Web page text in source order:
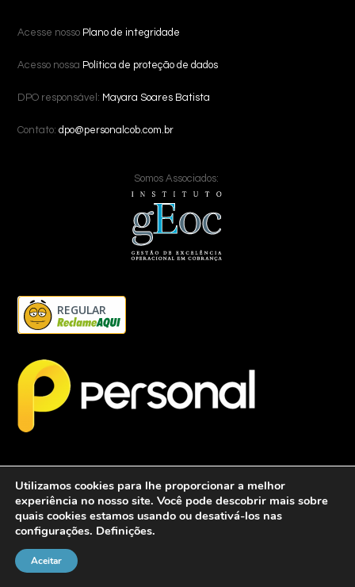
Acesse nosso Plano de integridade
Acesso nossa Política de proteção de dados
DPO responsável: Mayara Soares Batista
Contato:dpo@personalcob.com.br
Somos Associados:
REGULAR
2026 - Personalcob - CNPJ: 12.837.042/0001-60- Todos direitos
Utilizamos cookies para lhe proporcionar a melhor
experiência no nosso site. Você pode descobrir mais sobre
quais cookies estamos usando ou desativá-los nas
configurações. Definições.
Aceitar